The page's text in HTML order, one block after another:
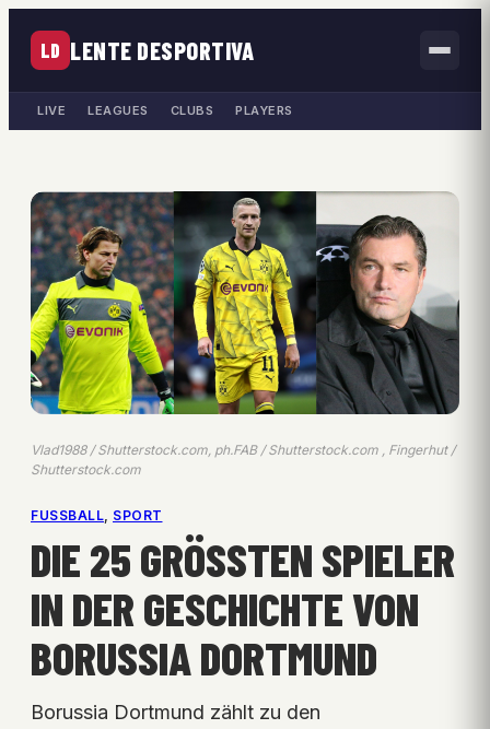
LD LENTE DESPORTIVA
LIVE LEAGUES CLUBS PLAYERS
Vlad1988 / Shutterstock.com, ph.FAB / Shutterstock.com , Fingerhut /
Shutterstock.com
FUSSBALL , SPORT
DIE 25 GRÖSSTEN SPIELER I
N DER GESCHICHTE VON B
ORUSSIA DORTMUND
Borussia Dortmund zählt zu den